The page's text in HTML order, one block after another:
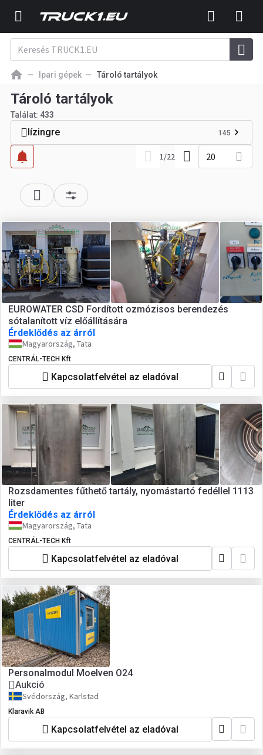
Ipari gépek Tároló tartályok
Tároló tartályok
Találat: 433
lízingre 145
1/22 20
EUROWATER CSD Fordított ozmózisos berendezés
sótalanított víz előállítására
Érdeklődés az árról
Magyarország, Tata
CENTRÁL-TECH Kft
Kapcsolatfelvétel az eladóval
Rozsdamentes fűthető tartály, nyomástartó fedéllel 1113
liter
Érdeklődés az árról
Magyarország, Tata
CENTRÁL-TECH Kft
Kapcsolatfelvétel az eladóval
Personalmodul Moelven O24
Aukció
Svédország, Karlstad
Klaravik AB
Kapcsolatfelvétel az eladóval